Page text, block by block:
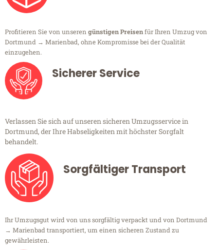
Profitieren Sie von unseren günstigen Preisenfür Ihren Umzug von
Dortmund → Marienbad, ohne Kompromisse bei der Qualität
einzugehen.
Sicherer Service
Verlassen Sie sich auf unseren sicheren Umzugsservice in
Dortmund, der Ihre Habseligkeiten mit höchster Sorgfalt
behandelt.
Sorgfältiger Transport
Ihr Umzugsgut wird von uns sorgfältig verpackt und von Dortmund
→ Marienbad transportiert, um einen sicheren Zustand zu
gewährleisten.